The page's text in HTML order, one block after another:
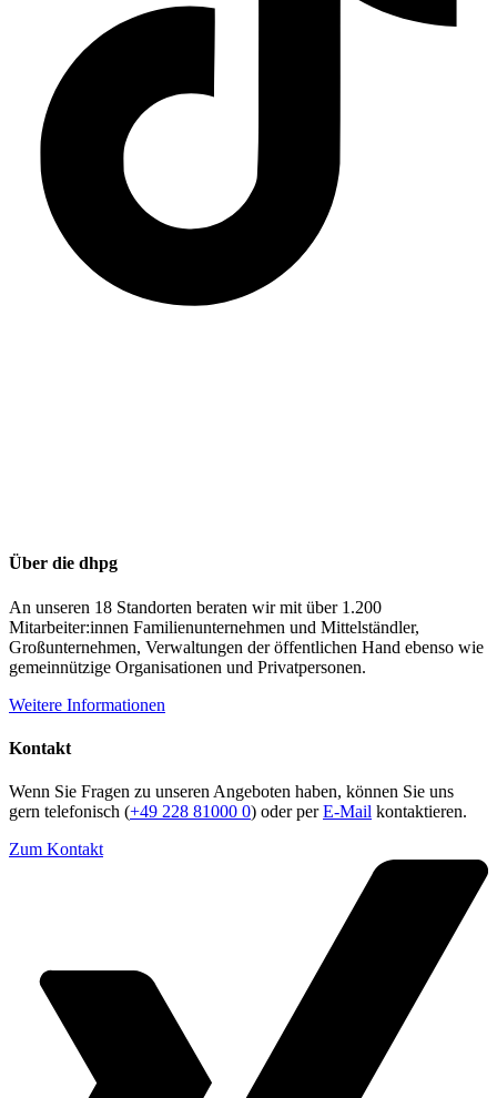
Über die dhpg
An unseren 18 Standorten beraten wir mit über 1.200
Mitarbeiter:innen Familienunternehmen und Mittelständler,
Großunternehmen, Verwaltungen der öffentlichen Hand ebenso wie
gemeinnützige Organisationen und Privatpersonen.
Weitere Informationen
Kontakt
Wenn Sie Fragen zu unseren Angeboten haben, können Sie uns
gern telefonisch (+49 228 81000 0) oder perE-Mail kontaktieren.
Zum Kontakt